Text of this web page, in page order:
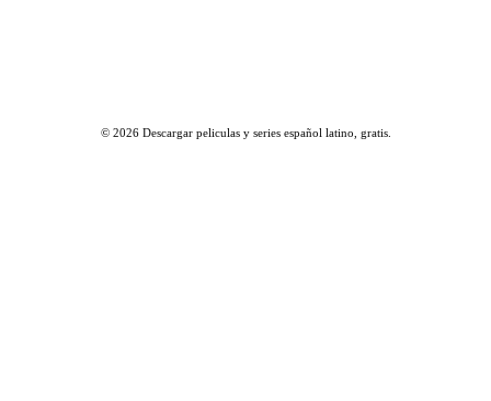
© 2026 Descargar peliculas y series español latino, gratis.